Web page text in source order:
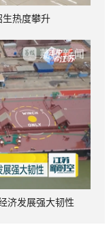
生热度攀升
济发展强大韧性